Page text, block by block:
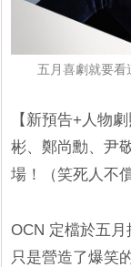
五月喜劇就要看
【新預告+人物
彬、鄭尚勳、尹
場！（笑死人不償
OCN 定檔於五
只是營造了爆笑